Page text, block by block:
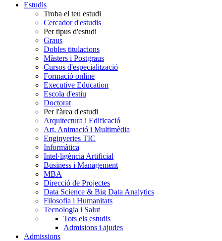
Estudis
Troba el teu estudi
Cercador d'estudis
Per tipus d'estudi
Graus
Dobles titulacions
Màsters i Postgraus
Cursos d'especialització
Formació online
Executive Education
Escola d'estiu
Doctorat
Per l'àrea d'estudi
Arquitectura i Edificació
Art, Animació i Multimèdia
Enginyeries TIC
Informàtica
Intel·ligència Artificial
Business i Management
MBA
Direcció de Projectes
Data Science & Big Data Analytics
Filosofia i Humanitats
Tecnologia i Salut
Tots els estudis
Admisions i ajudes
Admissions